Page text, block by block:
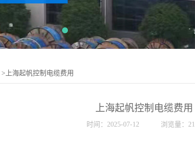
>上海起帆控制电缆费用
上海起帆控制电缆费用
时间：2025-07-12 浏览量：